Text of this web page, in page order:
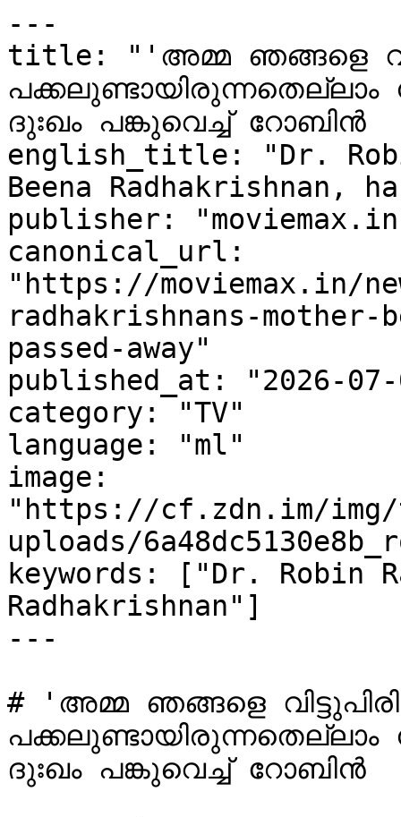
---
title: "'അമ്മ ഞങ്ങളെ
ദുഃഖം പങ്കുവെച്ച് റോബിൻ
english_title: "Dr.
Beena Radhakrishnan,
publisher:
canonical_url:
"https://moviemax.in/
radhakrishnans-mother-
passed-away"
published_at: "2026-07-
category: "TV"
language: "ml"
image:
"https://cf.zdn.im/img/
uploads/
keywords: ["Dr. Robin
Radhakrishnan"]
---
# 'അമ്മ ഞങ്ങളെ
ദുഃഖം പങ്കുവെച്ച് റോബിൻ